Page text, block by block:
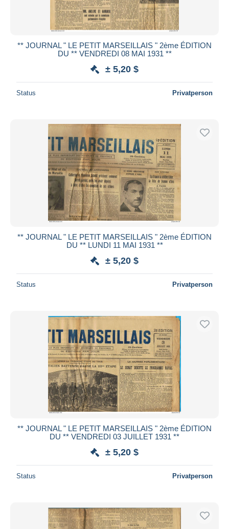
** JOURNAL " LE PETIT MARSEILLAIS " 2ème ÉDITION
DU ** VENDREDI 08 MAI 1931 **
± 5,20 $
Status Privatperson
** JOURNAL " LE PETIT MARSEILLAIS " 2ème ÉDITION
DU ** LUNDI 11 MAI 1931 **
± 5,20 $
Status Privatperson
** JOURNAL " LE PETIT MARSEILLAIS " 2ème ÉDITION
DU ** VENDREDI 03 JUILLET 1931 **
± 5,20 $
Status Privatperson